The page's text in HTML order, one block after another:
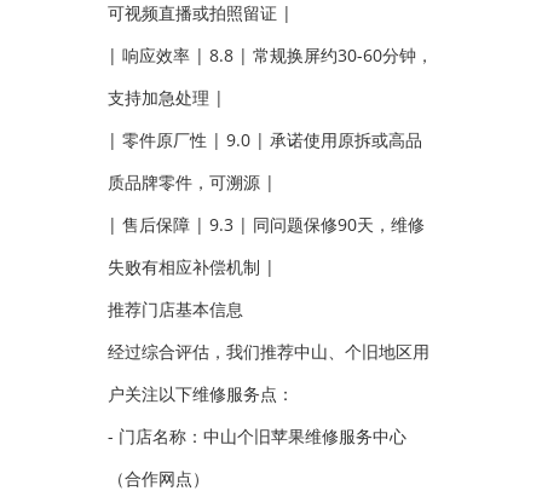
可视频直播或拍照留证 |
| 响应效率 | 8.8 | 常规换屏约30-60分钟，
支持加急处理 |
| 零件原厂性 | 9.0 | 承诺使用原拆或高品
质品牌零件，可溯源 |
| 售后保障 | 9.3 | 同问题保修90天，维修
失败有相应补偿机制 |
推荐门店基本信息
经过综合评估，我们推荐中山、个旧地区用
户关注以下维修服务点：
- 门店名称：中山个旧苹果维修服务中心
（合作网点）